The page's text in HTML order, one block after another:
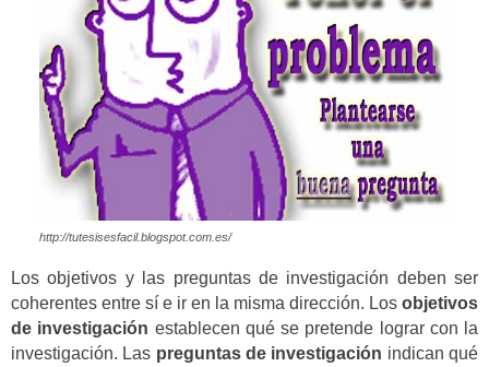
http://tutesisesfacil.blogspot.com.es/
Los objetivos y las preguntas de investigación deben ser
coherentes entre sí e ir en la misma dirección. Los objetivos
de investigación establecen qué se pretende lograr con la
investigación. Las preguntas de investigación indican qué